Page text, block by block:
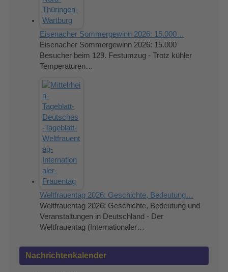
Eisenacher Sommergewinn 2026: 15.000…
Eisenacher Sommergewinn 2026: 15.000
Besucher beim 129. Festumzug - Trotz kühler
Temperaturen…
Weltfrauentag 2026: Geschichte, Bedeutung…
Weltfrauentag 2026: Geschichte, Bedeutung und
Veranstaltungen in Deutschland - Der
Weltfrauentag (Internationaler…
Nachrichtenkalender